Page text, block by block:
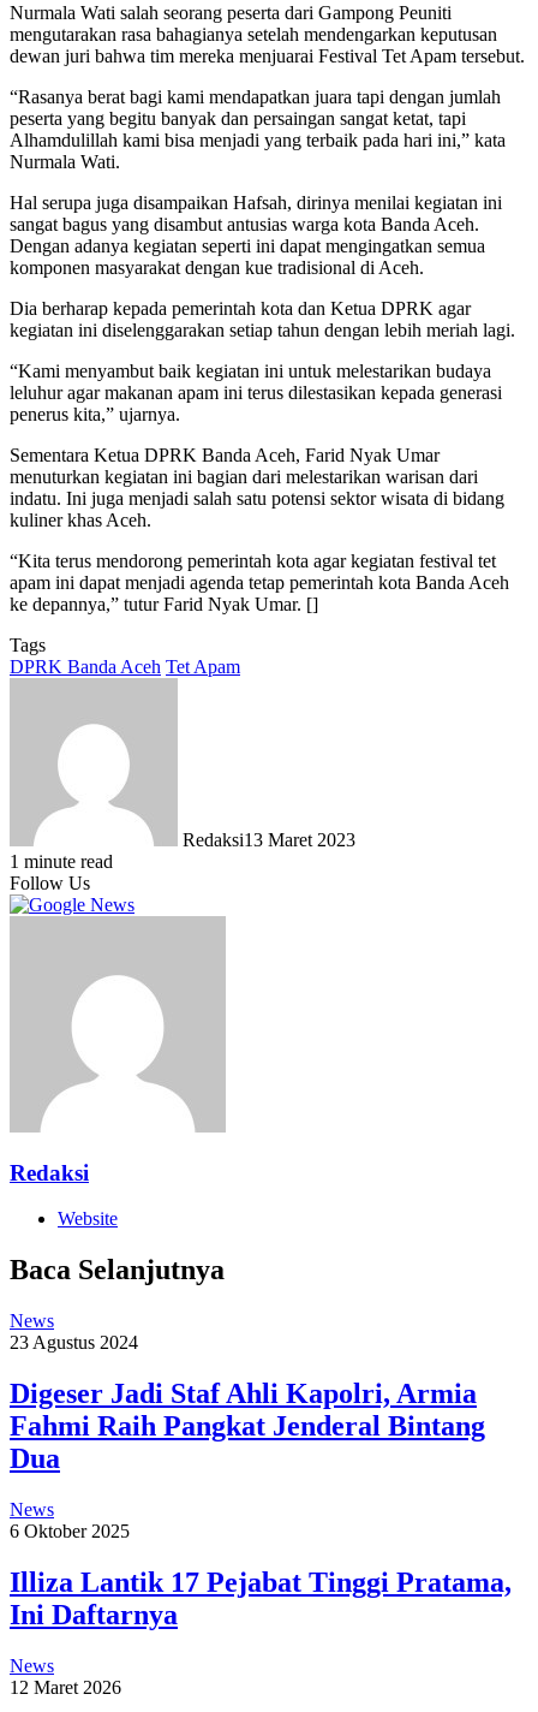
Nurmala Wati salah seorang peserta dari Gampong Peuniti
mengutarakan rasa bahagianya setelah mendengarkan keputusan
dewan juri bahwa tim mereka menjuarai Festival Tet Apam tersebut.
“Rasanya berat bagi kami mendapatkan juara tapi dengan jumlah
peserta yang begitu banyak dan persaingan sangat ketat, tapi
Alhamdulillah kami bisa menjadi yang terbaik pada hari ini,” kata
Nurmala Wati.
Hal serupa juga disampaikan Hafsah, dirinya menilai kegiatan ini
sangat bagus yang disambut antusias warga kota Banda Aceh.
Dengan adanya kegiatan seperti ini dapat mengingatkan semua
komponen masyarakat dengan kue tradisional di Aceh.
Dia berharap kepada pemerintah kota dan Ketua DPRK agar
kegiatan ini diselenggarakan setiap tahun dengan lebih meriah lagi.
“Kami menyambut baik kegiatan ini untuk melestarikan budaya
leluhur agar makanan apam ini terus dilestasikan kepada generasi
penerus kita,” ujarnya.
Sementara Ketua DPRK Banda Aceh, Farid Nyak Umar
menuturkan kegiatan ini bagian dari melestarikan warisan dari
indatu. Ini juga menjadi salah satu potensi sektor wisata di bidang
kuliner khas Aceh.
“Kita terus mendorong pemerintah kota agar kegiatan festival tet
apam ini dapat menjadi agenda tetap pemerintah kota Banda Aceh
ke depannya,” tutur Farid Nyak Umar. []
Tags
DPRK Banda Aceh Tet Apam
Redaksi13 Maret 2023
1 minute read
Follow Us
Redaksi
Website
Baca Selanjutnya
News
23 Agustus 2024
Digeser Jadi Staf Ahli Kapolri, Armia
Fahmi Raih Pangkat Jenderal Bintang
Dua
News
6 Oktober 2025
Illiza Lantik 17 Pejabat Tinggi Pratama,
Ini Daftarnya
News
12 Maret 2026